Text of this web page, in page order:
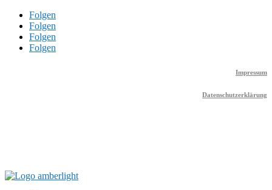
Folgen
Folgen
Folgen
Folgen
Impressum
Datenschutzerklärung